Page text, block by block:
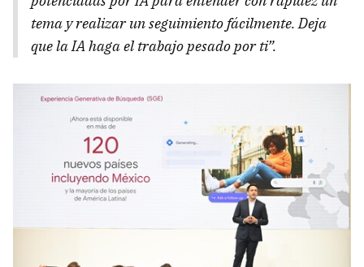
tema y realizar un seguimiento fácilmente. Deja
que la IA haga el trabajo pesado por ti”.